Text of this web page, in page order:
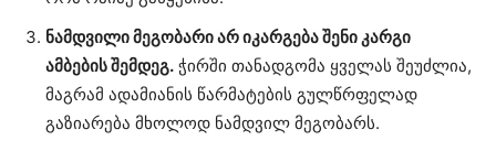
ნამდვილი მეგობარი არ იკარგება შენი კარგი
ამბების შემდეგ. ჭირში თანადგომა ყველას შეუძლია,
მაგრამ ადამიანის წარმატების გულწრფელად
გაზიარება მხოლოდ ნამდვილ მეგობარს.